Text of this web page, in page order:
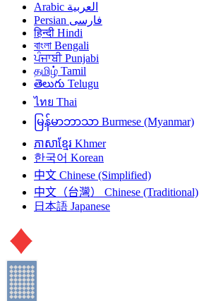
العربية Arabic
فارسی Persian
हिन्दी Hindi
বাংলা Bengali
ਪੰਜਾਬੀ Punjabi
தமிழ் Tamil
తెలుగు Telugu
ไทย Thai
မြန်မာဘာသာ Burmese (Myanmar)
ភាសាខ្មែរ Khmer
한국어 Korean
中文 Chinese (Simplified)
中文（台灣）
Chinese (Traditional)
日本語 Japanese